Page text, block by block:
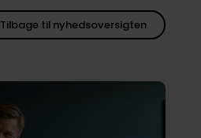
Tilbage til nyhedsoversigten